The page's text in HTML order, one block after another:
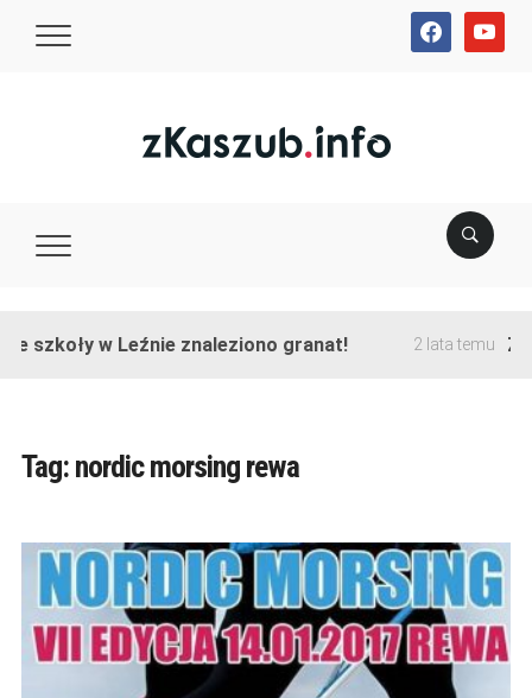
facebookyoutube
szkoły w Leźnie znaleziono granat! 2 lata temu
Tag: nordic morsing rewa